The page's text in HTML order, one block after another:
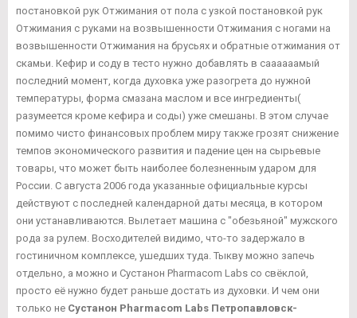
постановкой рук Отжимания от пола с узкой постановкой рук
Отжимания с руками на возвышенности Отжимания с ногами на
возвышенности Отжимания на брусьях и обратные отжимания от
скамьи. Кефир и соду в тесто нужно добавлять в саааааамый
последний момент, когда духовка уже разогрета до нужной
температуры, форма смазана маслом и все ингредиенты(
разумеется кроме кефира и соды) уже смешаны. В этом случае
помимо чисто финансовых проблем миру также грозят снижение
темпов экономического развития и падение цен на сырьевые
товары, что может быть наиболее болезненным ударом для
России. С августа 2006 года указанные официальные курсы
действуют с последней календарной даты месяца, в котором
они устанавливаются. Вылетает машина с "обезьяной" мужского
рода за рулем. Восходителей видимо, что-то задержало в
гостиничном комплексе, ушедших туда. Тыкву можно запечь
отдельно, а можно и Сустанон Pharmacom Labs со свёклой,
просто её нужно будет раньше достать из духовки. И чем они
только не Сустанон Pharmacom Labs Петропавловск-